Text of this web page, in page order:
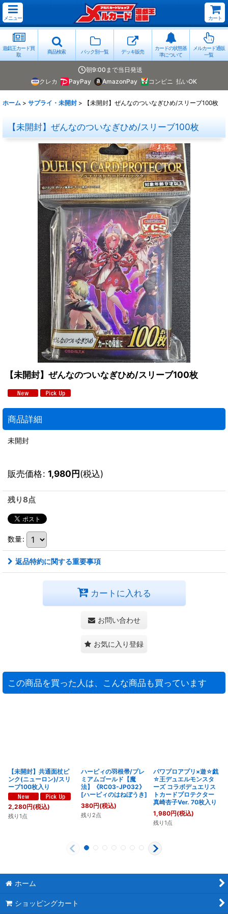
メニュー カート
遊戯王カード買
取
商品検索 パック別一覧 デッキ販売
カードの状態基
準について
メルカード通販
一覧
朝9:00まで当日発送
クレカ
PayPay AmazonPay コンビニ 払いOK
ホーム > サプライ・未開封 > 【未開封】ぜんなのついなぎひめ/スリーブ100枚
【未開封】ぜんなのついなぎひめ/スリーブ100枚
【未開封】ぜんなのついなぎひめ/スリーブ100枚
商品詳細
未開封
販売価格: 1,980円(税込)
残り8点
数量:
返品特約に関する重要事項
カートに入れる
お問い合わせ
お気に入り登録
この商品を買った人は、こんな商品も買っています
【未開封】共通面杖ピ
ンク(ニューロン)/スリ
ーブ100枚入り
2,280円(税込)
残り1点
ハーピィの羽根帚/プレ
ミアムゴールド【魔
法】《RC03-JP032》
[ハーピィのはねぼうき]
380円(税込)
残り2点
パワプロアプリ×遊☆戯
☆王デュエルモンスタ
ーズ コラボデュエリス
トカードプロテクター
真崎杏子Ver. 70枚入り
1,980円(税込)
残り1点
ホーム
ショッピングカート